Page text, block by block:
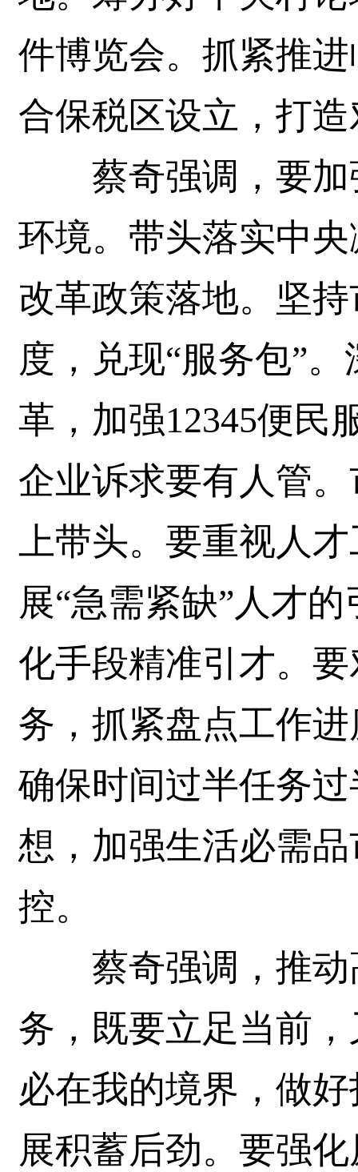
件博览会。抓紧推
合保税区设立，打
蔡奇强调，要加
环境。带头落实中
改革政策落地。坚
度，兑现“服务包”
革，加强12345便民
企业诉求要有人管
上带头。要重视人
展“急需紧缺”人才
化手段精准引才。
务，抓紧盘点工作
确保时间过半任务
想，加强生活必需
控。
蔡奇强调，推动
务，既要立足当前
必在我的境界，做
展积蓄后劲。要强